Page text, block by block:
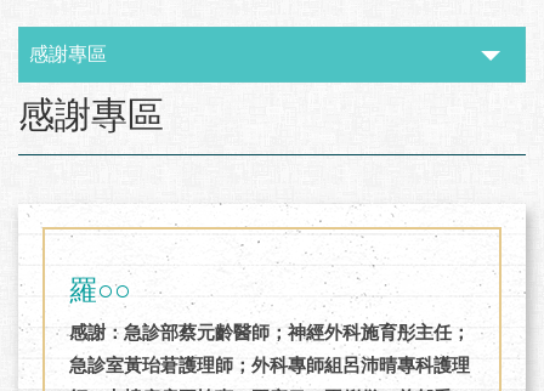
感謝專區
感謝專區
羅○○
感謝：急診部蔡元齡醫師；神經外科施育彤主任；
急診室黃珆莙護理師；外科專師組呂沛晴專科護理